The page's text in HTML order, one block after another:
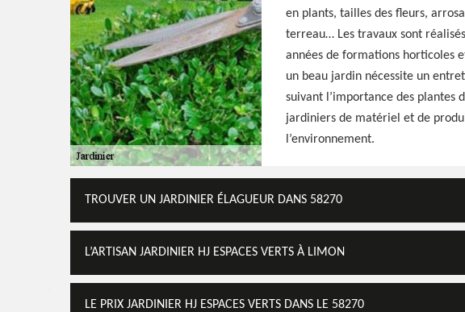
en plants, tailles des fleurs,
terreau… Les travaux sont
années de formations horticoles
un beau jardin nécessite un
suivant l’importance des plantes
jardiniers de matériel et de
l’environnement.
TROUVER UN JARDINIER ÉLAGUEUR DANS 58270
L’ARTISAN JARDINIER HJ ESPACES VERTS À LIMON
LE PRIX JARDINIER HJ ESPACES VERTS DANS LE 58270